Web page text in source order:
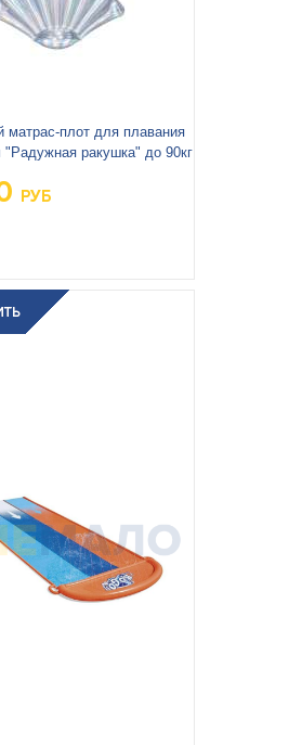
матрас-плот для плавания
"Радужная ракушка" до 90кг
РУБ
кг:
м